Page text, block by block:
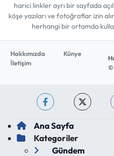
harici linkler ayrı bir sayfada
köşe yazıları ve fotoğraflar izin
herhangi bir ortamda
Hakkımızda
Künye
İletişim
©
Ana Sayfa
Kategoriler
Gündem